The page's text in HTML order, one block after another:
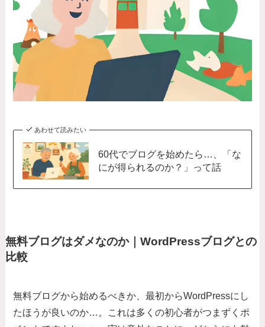
あわせて読みたい
60代でブログを始めたら…、「な
にが得られるのか？」って話
無料ブログはダメなのか｜WordPressブログとの
比較
無料ブログから始めるべきか、最初からWordPressにし
たほうが良いのか…。これは多くの初心者がつまずくポ